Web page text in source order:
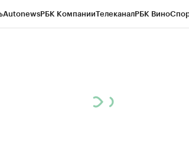
AutonewsРБК КомпанииТелеканалРБК Вино